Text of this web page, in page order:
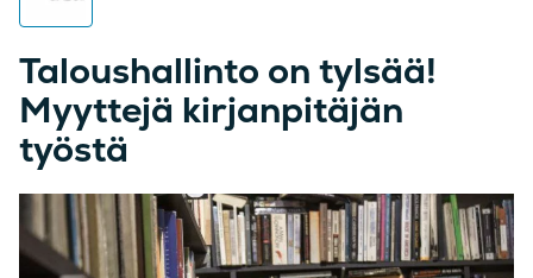
Taloushallinto on tylsää!
Myyttejä kirjanpitäjän
työstä